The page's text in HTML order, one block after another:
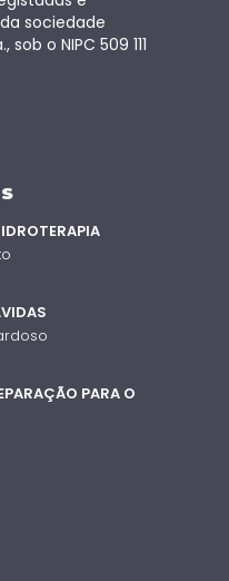
sociedade
o NIPC 509 111
PARA O